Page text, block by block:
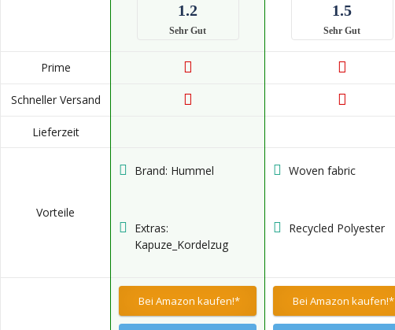
1.2
Sehr Gut
1.5
Sehr Gut
Prime
Schneller Versand
Lieferzeit
Vorteile
Brand: Hummel
Extras:
Kapuze_Kordelzug
Woven fabric
Recycled Polyester
Bei Amazon kaufen!* Bei Amazon kaufen!*